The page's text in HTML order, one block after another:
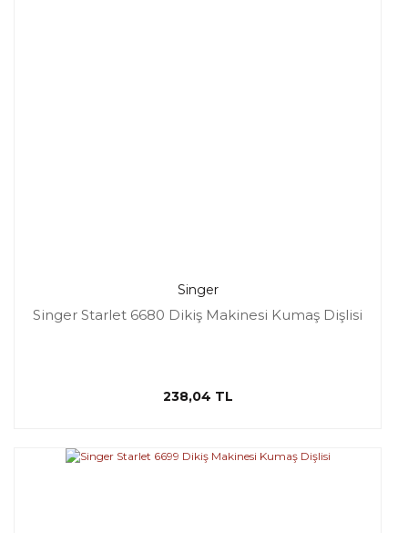
Singer
Singer Starlet 6680 Dikiş Makinesi Kumaş Dişlisi
238,04 TL